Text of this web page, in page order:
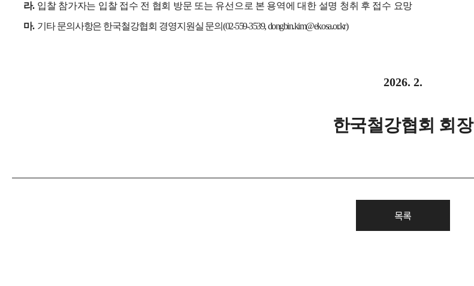
라. 입찰 참가자는 입찰 접수 전 협회 방문 또는 유선으로 본 용역에 대한 설명 청취 후 접수 요망
마. 기타 문의사항은 한국철강협회 경영지원실 문의(02-559-3539, dongbin.kim@ekosa.or.kr)
2026. 2.
한국철강협회 회장
목록